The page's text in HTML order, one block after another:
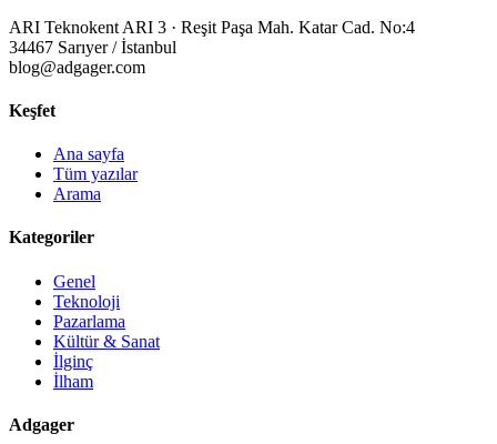
ARI Teknokent ARI 3 · Reşit Paşa Mah. Katar Cad. No:4
34467 Sarıyer / İstanbul
blog@adgager.com
Keşfet
Ana sayfa
Tüm yazılar
Arama
Kategoriler
Genel
Teknoloji
Pazarlama
Kültür & Sanat
İlginç
İlham
Adgager